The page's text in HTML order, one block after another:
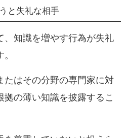
と失礼な相手
、知識を増やす行為が失礼
たはその分野の専門家に対
拠の薄い知識を披露するこ